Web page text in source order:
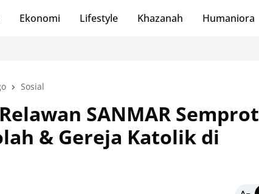
Ekonomi Lifestyle Khazanah Humaniora
Sosial
SANMAR Semprot
& Gereja Katolik di